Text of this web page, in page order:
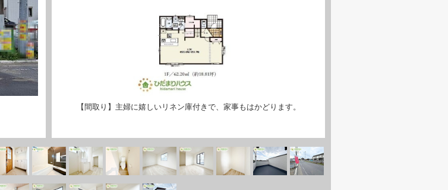
【間取り】主婦に嬉しいリネン庫付きで、家事もはかどります。